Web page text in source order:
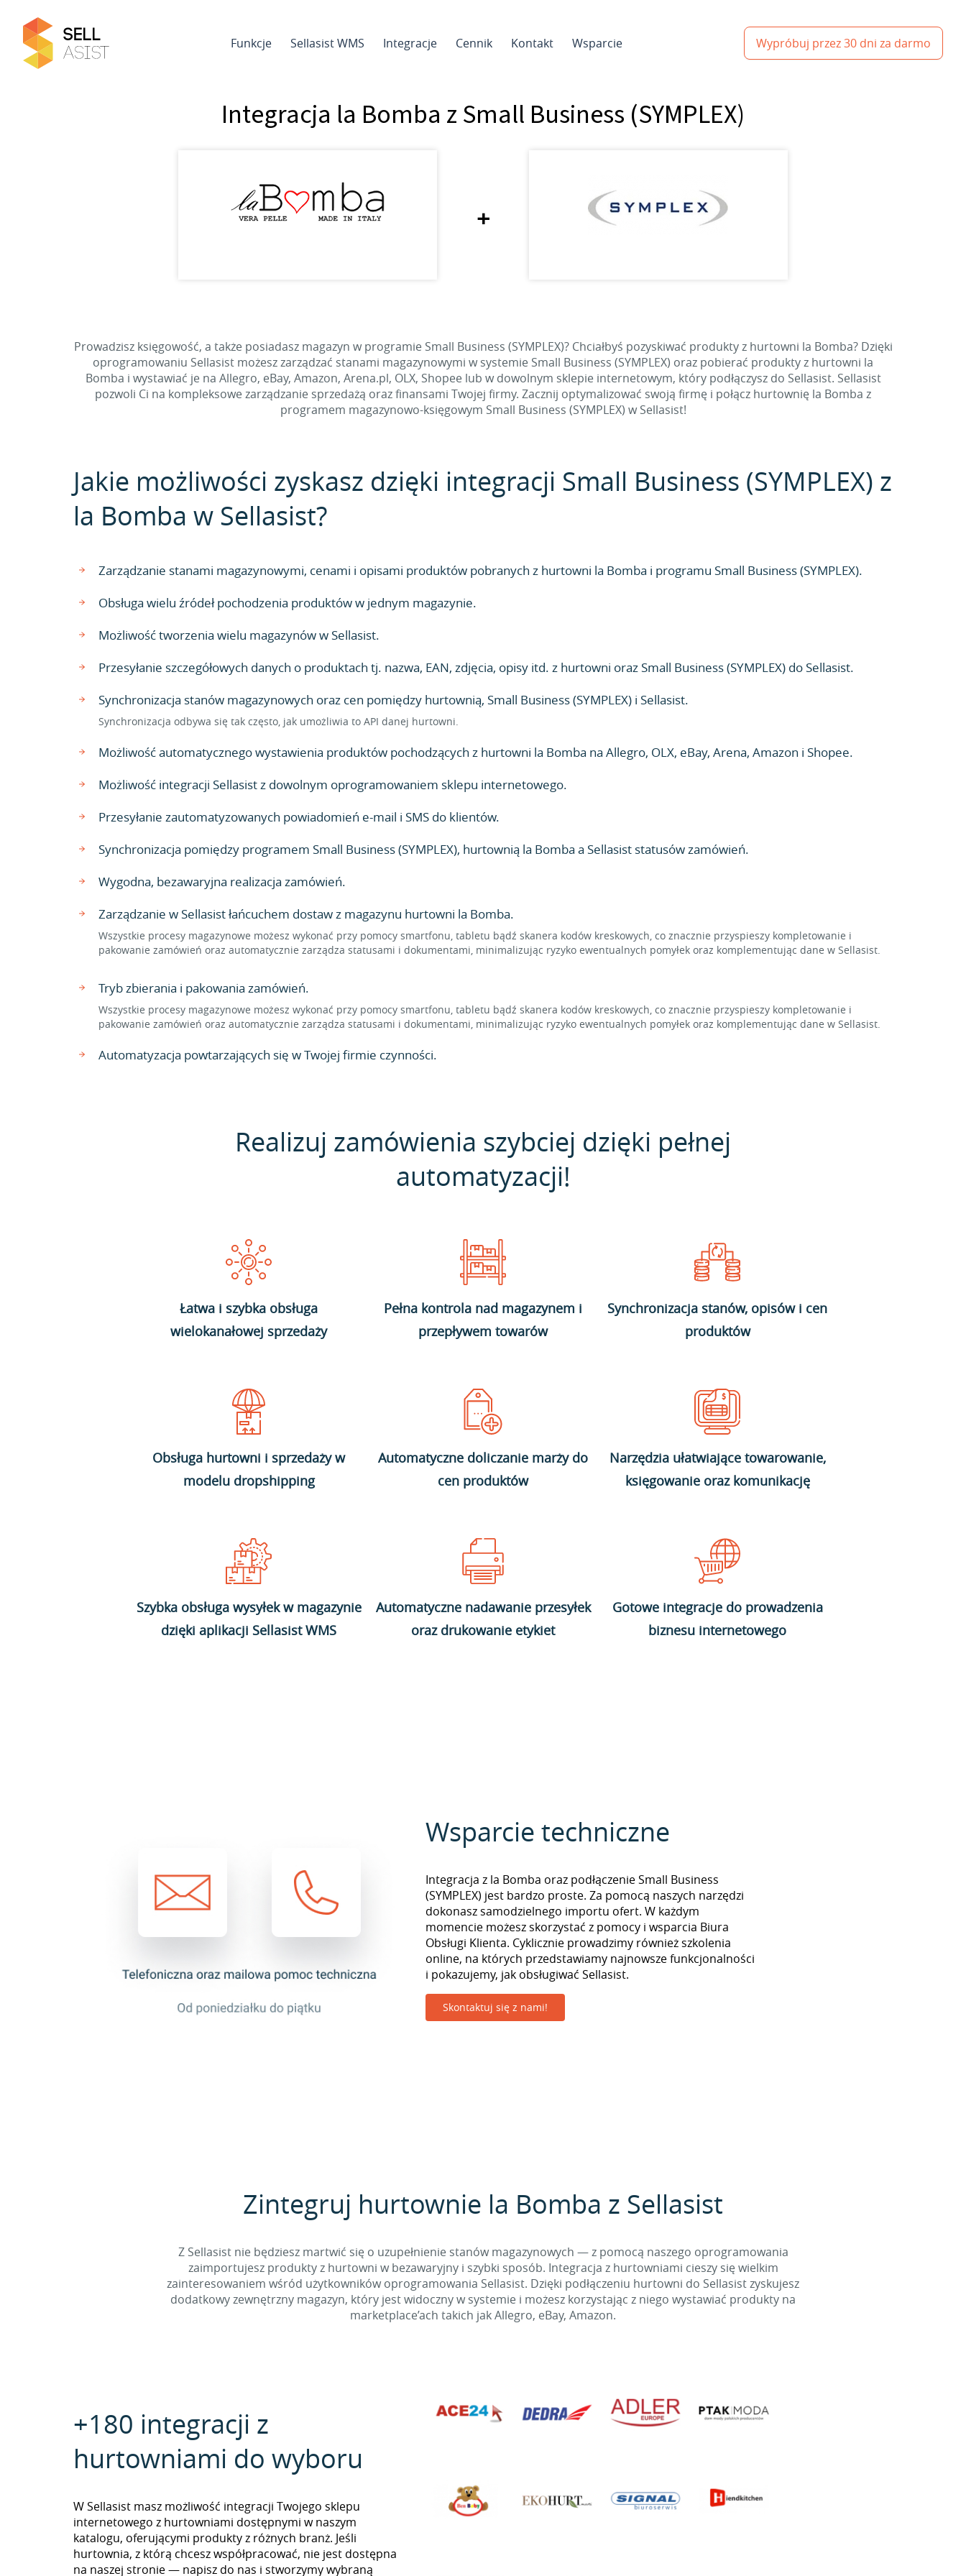
Funkcje Sellasist WMS Integracje Cennik Kontakt Wsparcie Wypróbuj przez 30 dni za darmo
Integracja la Bomba z Small Business (SYMPLEX)
+
Prowadzisz księgowość, a także posiadasz magazyn w programie Small Business (SYMPLEX)? Chciałbyś pozyskiwać produkty z hurtowni la Bomba? Dzięki
oprogramowaniu Sellasist możesz zarządzać stanami magazynowymi w systemie Small Business (SYMPLEX) oraz pobierać produkty z hurtowni la
Bomba i wystawiać je na Allegro, eBay, Amazon, Arena.pl, OLX, Shopee lub w dowolnym sklepie internetowym, który podłączysz do Sellasist. Sellasist
pozwoli Ci na kompleksowe zarządzanie sprzedażą oraz finansami Twojej firmy. Zacznij optymalizować swoją firmę i połącz hurtownię la Bomba z
programem magazynowo-księgowym Small Business (SYMPLEX) w Sellasist!
Jakie możliwości zyskasz dzięki integracji Small Business (SYMPLEX) z
la Bomba w Sellasist?
Zarządzanie stanami magazynowymi, cenami i opisami produktów pobranych z hurtowni la Bomba i programu Small Business (SYMPLEX).
Obsługa wielu źródeł pochodzenia produktów w jednym magazynie.
Możliwość tworzenia wielu magazynów w Sellasist.
Przesyłanie szczegółowych danych o produktach tj. nazwa, EAN, zdjęcia, opisy itd. z hurtowni oraz Small Business (SYMPLEX) do Sellasist.
Synchronizacja stanów magazynowych oraz cen pomiędzy hurtownią, Small Business (SYMPLEX) i Sellasist.
Synchronizacja odbywa się tak często, jak umożliwia to API danej hurtowni.
Możliwość automatycznego wystawienia produktów pochodzących z hurtowni la Bomba na Allegro, OLX, eBay, Arena, Amazon i Shopee.
Możliwość integracji Sellasist z dowolnym oprogramowaniem sklepu internetowego.
Przesyłanie zautomatyzowanych powiadomień e-mail i SMS do klientów.
Synchronizacja pomiędzy programem Small Business (SYMPLEX), hurtownią la Bomba a Sellasist statusów zamówień.
Wygodna, bezawaryjna realizacja zamówień.
Zarządzanie w Sellasist łańcuchem dostaw z magazynu hurtowni la Bomba.
Wszystkie procesy magazynowe możesz wykonać przy pomocy smartfonu, tabletu bądź skanera kodów kreskowych, co znacznie przyspieszy kompletowanie i
pakowanie zamówień oraz automatycznie zarządza statusami i dokumentami, minimalizując ryzyko ewentualnych pomyłek oraz komplementując dane w Sellasist.
Tryb zbierania i pakowania zamówień.
Wszystkie procesy magazynowe możesz wykonać przy pomocy smartfonu, tabletu bądź skanera kodów kreskowych, co znacznie przyspieszy kompletowanie i
pakowanie zamówień oraz automatycznie zarządza statusami i dokumentami, minimalizując ryzyko ewentualnych pomyłek oraz komplementując dane w Sellasist.
Automatyzacja powtarzających się w Twojej firmie czynności.
Realizuj zamówienia szybciej dzięki pełnej
automatyzacji!
Łatwa i szybka obsługa
wielokanałowej sprzedaży
Pełna kontrola nad magazynem i
przepływem towarów
Synchronizacja stanów, opisów i cen
produktów
Obsługa hurtowni i sprzedaży w
modelu dropshipping
Automatyczne doliczanie marży do
cen produktów
Narzędzia ułatwiające towarowanie,
księgowanie oraz komunikację
Szybka obsługa wysyłek w magazynie
dzięki aplikacji Sellasist WMS
Automatyczne nadawanie przesyłek
oraz drukowanie etykiet
Gotowe integracje do prowadzenia
biznesu internetowego
Wsparcie techniczne
Integracja z la Bomba oraz podłączenie Small Business
(SYMPLEX) jest bardzo proste. Za pomocą naszych narzędzi
dokonasz samodzielnego importu ofert. W każdym
momencie możesz skorzystać z pomocy i wsparcia Biura
Obsługi Klienta. Cyklicznie prowadzimy również szkolenia
online, na których przedstawiamy najnowsze funkcjonalności
i pokazujemy, jak obsługiwać Sellasist.
Skontaktuj się z nami!
Zintegruj hurtownie la Bomba z Sellasist
Z Sellasist nie będziesz martwić się o uzupełnienie stanów magazynowych — z pomocą naszego oprogramowania
zaimportujesz produkty z hurtowni w bezawaryjny i szybki sposób. Integracja z hurtowniami cieszy się wielkim
zainteresowaniem wśród użytkowników oprogramowania Sellasist. Dzięki podłączeniu hurtowni do Sellasist zyskujesz
dodatkowy zewnętrzny magazyn, który jest widoczny w systemie i możesz korzystając z niego wystawiać produkty na
marketplace’ach takich jak Allegro, eBay, Amazon.
+180 integracji z
hurtowniami do wyboru
W Sellasist masz możliwość integracji Twojego sklepu
internetowego z hurtowniami dostępnymi w naszym
katalogu, oferującymi produkty z różnych branż. Jeśli
hurtownia, z którą chcesz współpracować, nie jest dostępna
na naszej stronie — napisz do nas i stworzymy wybraną